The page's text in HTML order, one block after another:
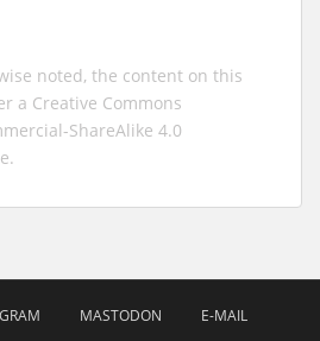
noted, the content on this
a Creative Commons
ShareAlike 4.0
MASTODON E-MAIL